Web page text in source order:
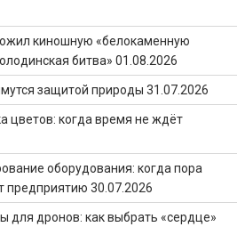
киношную «белокаменную
битва» 01.08.2026
защитой природы 31.07.2026
цветов: когда время не ждёт
оборудования: когда пора
предприятию 30.07.2026
для дронов: как выбрать «сердце»